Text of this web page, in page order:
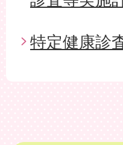
特定健康診